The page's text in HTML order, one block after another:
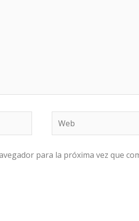
Web
para la próxima vez que